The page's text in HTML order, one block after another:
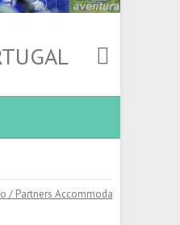
/ Partners Accommodation